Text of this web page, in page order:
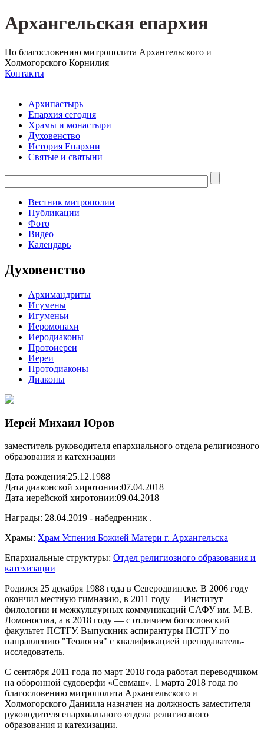
Архангельская епархия
По благословению митрополита Архангельского и
Холмогорского Корнилия
Контакты
Архипастырь
Епархия сегодня
Храмы и монастыри
Духовенство
История Епархии
Святые и святыни
Вестник митрополии
Публикации
Фото
Видео
Календарь
Духовенство
Архимандриты
Игумены
Игуменьи
Иеромонахи
Иеродиаконы
Протоиереи
Иереи
Протодиаконы
Диаконы
Иерей Михаил Юров
заместитель руководителя епархиального отдела религиозного
образования и катехизации
Дата рождения:25.12.1988
Дата диаконской хиротонии:07.04.2018
Дата иерейской хиротонии:09.04.2018
Награды: 28.04.2019 - набедренник .
Храмы: Храм Успения Божией Матери г. Архангельска
Епархиальные структуры: Отдел религиозного образования и
катехизации
Родился 25 декабря 1988 года в Северодвинске. В 2006 году
окончил местную гимназию, в 2011 году — Институт
филологии и межкультурных коммуникаций CАФУ им. М.В.
Ломоносова, а в 2018 году — с отличием богословский
факультет ПСТГУ. Выпускник аспирантуры ПСТГУ по
направлению "Теология" с квалификацией преподаватель-
исследователь.
С сентября 2011 года по март 2018 года работал переводчиком
на оборонной судоверфи «Севмаш». 1 марта 2018 года по
благословению митрополита Архангельского и
Холмогорского Даниила назначен на должность заместителя
руководителя епархиального отдела религиозного
образования и катехизации.